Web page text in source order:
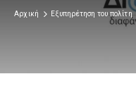
Αρχική Εξυπηρέτηση του πολίτη